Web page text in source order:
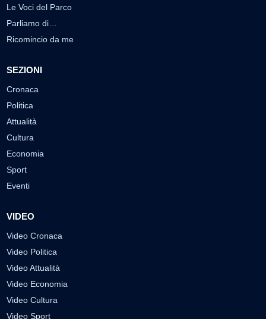
Le Voci del Parco
Parliamo di…
Ricomincio da me
SEZIONI
Cronaca
Politica
Attualità
Cultura
Economia
Sport
Eventi
VIDEO
Video Cronaca
Video Politica
Video Attualità
Video Economia
Video Cultura
Video Sport